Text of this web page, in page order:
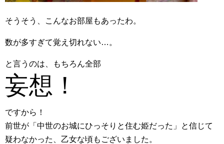
そうそう、こんなお部屋もあったわ。
数が多すぎて覚え切れない…。
と言うのは、もちろん全部
妄想！
ですから！
前世が「中世のお城にひっそりと住む姫だった」と信じて
疑わなかった、乙女な頃もございました。